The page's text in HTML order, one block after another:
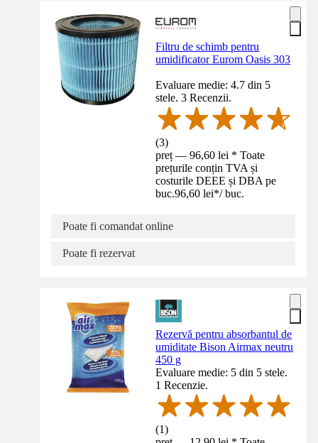
Filtru de schimb pentru
umidificator Eurom Oasis 303
Evaluare medie: 4.7 din 5
stele. 3 Recenzii.
(3)
preț — 96,60 lei * Toate
prețurile conțin TVA și
costurile DEEE și DBA pe
buc.96,60 lei*/ buc.
Poate fi comandat online
Poate fi rezervat
Rezervă pentru absorbantul de
umiditate Bison Airmax neutru
450 g
Evaluare medie: 5 din 5 stele.
1 Recenzie.
(1)